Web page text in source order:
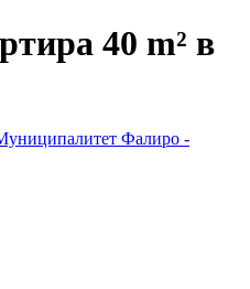
40 m² в
Фалиро -